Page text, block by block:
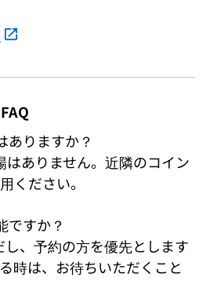
ありますか？
はありません。近隣のコイン
ください。
ですか？
し、予約の方を優先とします
時は、お待ちいただくこと